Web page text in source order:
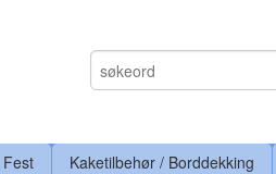
Fest Kaketilbehør / Borddekking